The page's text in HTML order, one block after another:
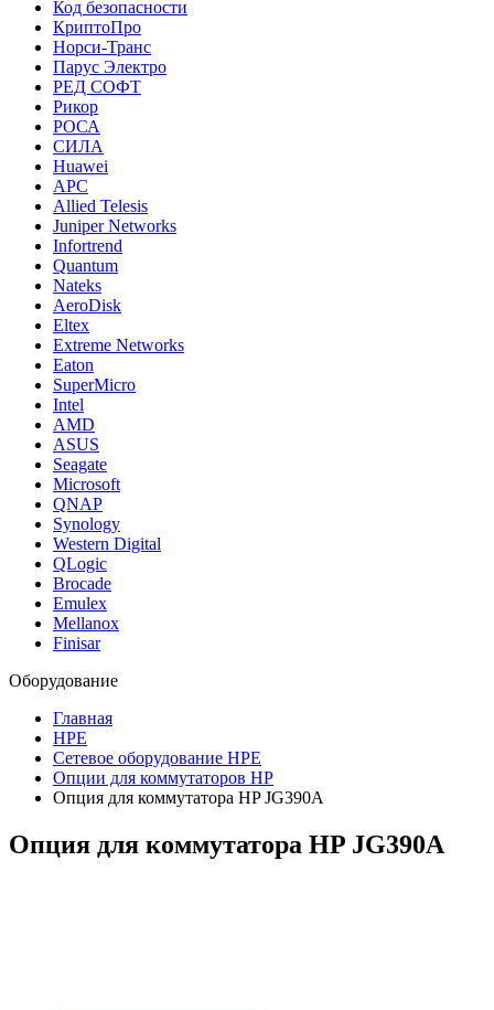
Код безопасности
КриптоПро
Норси-Транс
Парус Электро
РЕД СОФТ
Рикор
РОСА
СИЛА
Huawei
APC
Allied Telesis
Juniper Networks
Infortrend
Quantum
Nateks
AeroDisk
Eltex
Extreme Networks
Eaton
SuperMicro
Intel
AMD
ASUS
Seagate
Microsoft
QNAP
Synology
Western Digital
QLogic
Brocade
Emulex
Mellanox
Finisar
Оборудование
Главная
HPE
Сетевое оборудование HPE
Опции для коммутаторов HP
Опция для коммутатора HP JG390A
Опция для коммутатора HP JG390A